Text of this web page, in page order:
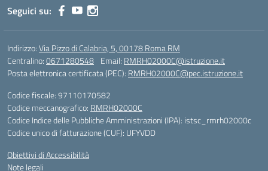
Seguici su:
Indirizzo:Via Pizzo di Calabria, 5, 00178 Roma RM
Centralino:0671280548 Email: RMRH02000C@istruzione.it
Posta elettronica certificata (PEC): RMRH02000C@pec.istruzione.it
Codice fiscale: 97110170582
Codice meccanografico: RMRH02000C
Codice Indice delle Pubbliche Amministrazioni (IPA): istsc_rmrh02000c
Codice unico di fatturazione (CUF): UFYVDD
Obiettivi di Accessibilità
Note legali